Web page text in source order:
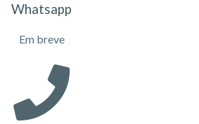
Whatsapp
Em breve